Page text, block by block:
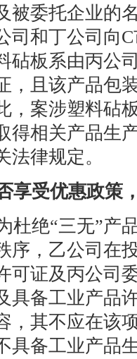
被委托企业的
司和丁公司向
砧板系由丙公
，且该产品包
，案涉塑料砧
得相关产品生
律规定。
享受优惠政策
杜绝“三无”产
序，乙公司在
可证及丙公司
具备工业产品
，其不应在该
具备工业产品